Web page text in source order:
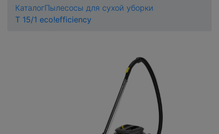
КаталогПылесосы для сухой уборки
T 15/1 eco!efficiency